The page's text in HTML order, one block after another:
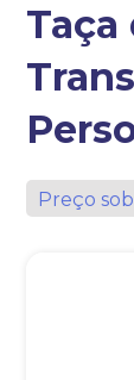
Preço
A
sua
de